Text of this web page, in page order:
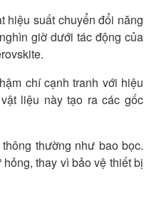
hiệu suất chuyển đổi năng
giờ dưới tác động của
chí cạnh tranh với hiệu
liệu này tạo ra các gốc
thường như bao bọc.
thay vì bảo vệ thiết bị